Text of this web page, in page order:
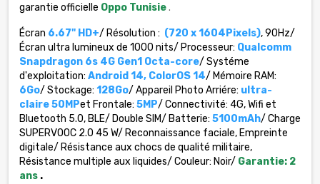
garantie officielle Oppo Tunisie.
Écran 6.67" HD+/ Résolution : (720 x 1604Pixels), 90Hz/
Écran ultra lumineux de 1000 nits/ Processeur: Qualcomm
Snapdragon 6s 4G Gen1 Octa-core/ Systéme
d'exploitation: Android 14, ColorOS 14/ Mémoire RAM:
6Go/ Stockage: 128Go/ Appareil Photo Arriére: ultra-
claire 50MPet Frontale: 5MP/ Connectivité: 4G, Wifi et
Bluetooth 5.0, BLE/ Double SIM/ Batterie: 5100mAh/ Charge
SUPERVOOC 2.0 45 W/ Reconnaissance faciale, Empreinte
digitale/ Résistance aux chocs de qualité militaire,
Résistance multiple aux liquides/ Couleur: Noir/ Garantie: 2
ans .